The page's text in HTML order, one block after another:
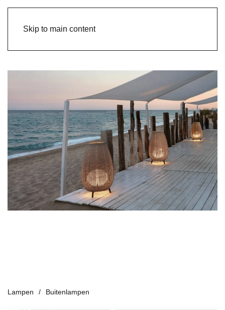
Skip to main content
Lampen Buitenlampen